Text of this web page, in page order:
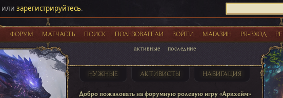
или зарегистрируйтесь.
ФОРУМ МАТЧАСТЬ ПОИСК ПОЛЬЗОВАТЕЛИ ВОЙТИ МАГАЗИН PR-ВХОД
активные последние
НУЖНЫЕ АКТИВИСТЫ НАВИГАЦИЯ
Добро пожаловать на форумную ролевую игру «Аркхейм»